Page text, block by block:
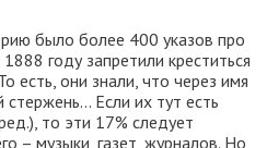
было более 400 указов про
году запретили креститься
есть, они знали, что через имя
Если их тут есть
то эти 17% следует
– музыки, газет, журналов. Но,